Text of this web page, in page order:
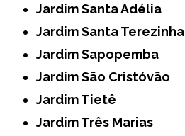
Jardim Santa Adélia
Jardim Santa Terezinha
Jardim Sapopemba
Jardim São Cristóvão
Jardim Tietê
Jardim Três Marias